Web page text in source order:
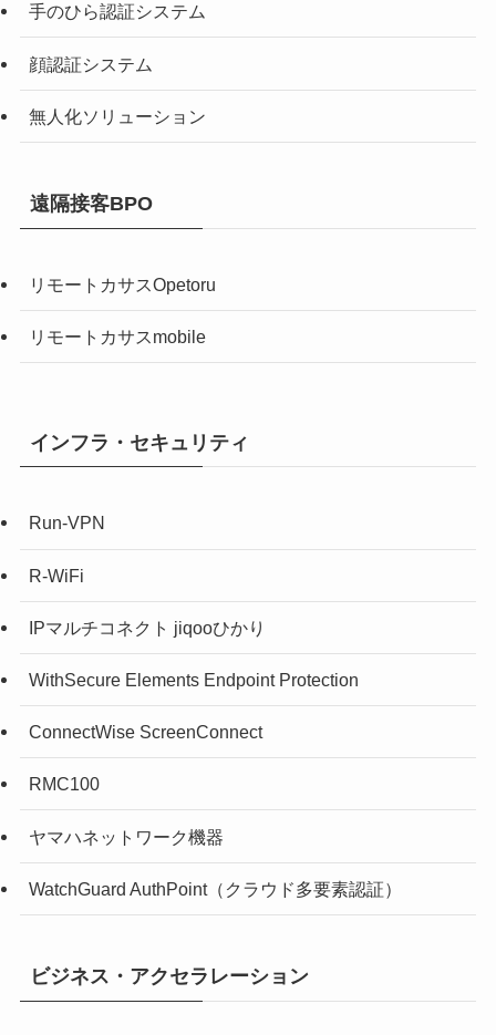
手のひら認証システム
顔認証システム
無人化ソリューション
遠隔接客BPO
リモートカサスOpetoru
リモートカサスmobile
インフラ・セキュリティ
Run-VPN
R-WiFi
IPマルチコネクト jiqooひかり
WithSecure Elements Endpoint Protection
ConnectWise ScreenConnect
RMC100
ヤマハネットワーク機器
WatchGuard AuthPoint（クラウド多要素認証）
ビジネス・アクセラレーション